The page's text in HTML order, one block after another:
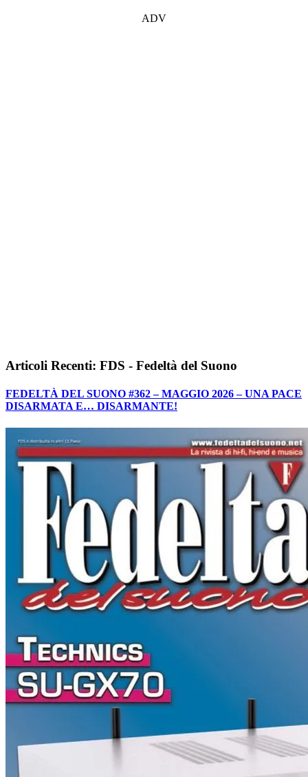
ADV
Articoli Recenti: FDS - Fedeltà del Suono
FEDELTÀ DEL SUONO #362 – MAGGIO 2026 – UNA PACE
DISARMATA E… DISARMANTE!